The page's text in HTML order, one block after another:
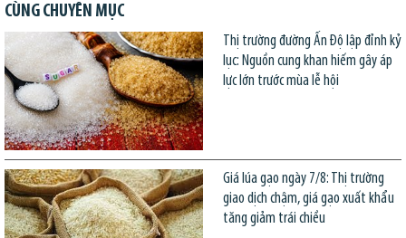
CÙNG CHUYÊN MỤC
Thị trường đường Ấn Độ lập đỉnh kỷ
lục: Nguồn cung khan hiếm gây áp
lực lớn trước mùa lễ hội
Giá lúa gạo ngày 7/8: Thị trường
giao dịch chậm, giá gạo xuất khẩu
tăng giảm trái chiều